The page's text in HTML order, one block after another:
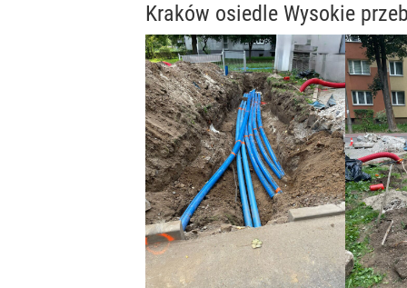
Kraków osiedle Wysokie